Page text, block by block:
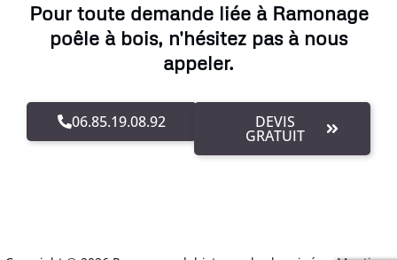
Pour toute demande liée à Ramonage
poêle à bois, n'hésitez pas à nous
appeler.
06.85.19.08.92 DEVIS
GRATUIT